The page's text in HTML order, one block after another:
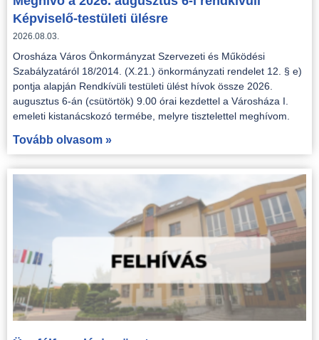
Képviselő-testületi ülésre
2026.08.03.
Orosháza Város Önkormányzat Szervezeti és Működési
Szabályzatáról 18/2014. (X.21.) önkormányzati rendelet 12. § e)
pontja alapján Rendkívüli testületi ülést hívok össze 2026.
augusztus 6-án (csütörtök) 9.00 órai kezdettel a Városháza I.
emeleti kistanácskozó termébe, melyre tisztelettel meghívom.
Tovább olvasom »